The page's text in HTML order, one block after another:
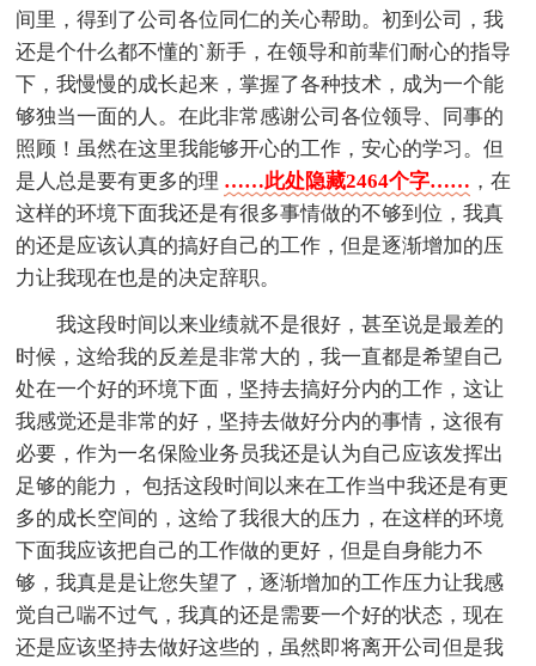
间里，得到了公司各位同仁的关心帮助。初到公司，我
还是个什么都不懂的`新手，在领导和前辈们耐心的指导
下，我慢慢的成长起来，掌握了各种技术，成为一个能
够独当一面的人。在此非常感谢公司各位领导、同事的
照顾！虽然在这里我能够开心的工作，安心的学习。但
是人总是要有更多的理 ……此处隐藏2464个字…… ，在
这样的环境下面我还是有很多事情做的不够到位，我真
的还是应该认真的搞好自己的工作，但是逐渐增加的压
力让我现在也是的决定辞职。
我这段时间以来业绩就不是很好，甚至说是最差的
时候，这给我的反差是非常大的，我一直都是希望自己
处在一个好的环境下面，坚持去搞好分内的工作，这让
我感觉还是非常的好，坚持去做好分内的事情，这很有
必要，作为一名保险业务员我还是认为自己应该发挥出
足够的能力， 包括这段时间以来在工作当中我还是有更
多的成长空间的，这给了我很大的压力，在这样的环境
下面我应该把自己的工作做的更好，但是自身能力不
够，我真是是让您失望了，逐渐增加的工作压力让我感
觉自己喘不过气，我真的还是需要一个好的状态，现在
还是应该坚持去做好这些的，虽然即将离开公司但是我